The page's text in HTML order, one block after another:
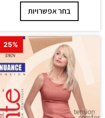
בחר אפשרויות
25%